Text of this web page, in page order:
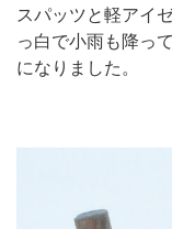
スパッツと軽アイ
っ白で小雨も降っ
になりました。